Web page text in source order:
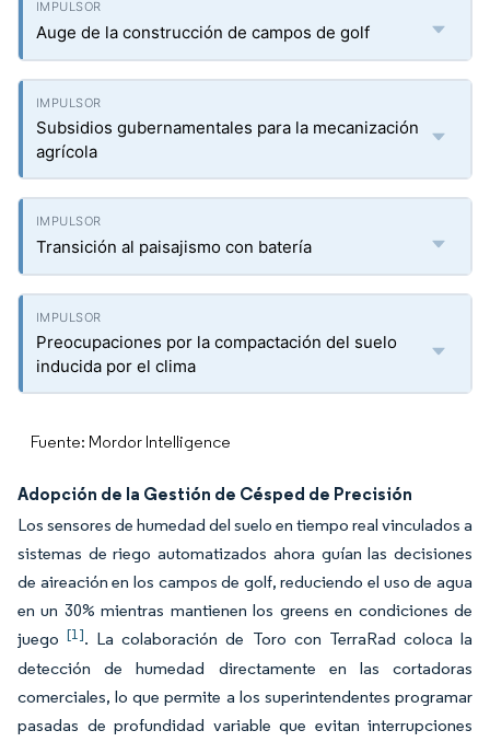
Auge de la construcción de campos de golf
Subsidios gubernamentales para la mecanización
agrícola
Transición al paisajismo con batería
Preocupaciones por la compactación del suelo
inducida por el clima
Fuente: Mordor Intelligence
Adopción de la Gestión de Césped de Precisión
Los sensores de humedad del suelo en tiempo real vinculados a
sistemas de riego automatizados ahora guían las decisiones
de aireación en los campos de golf, reduciendo el uso de agua
en un 30% mientras mantienen los greens en condiciones de
juego[1]. La colaboración de Toro con TerraRad coloca la
detección de humedad directamente en las cortadoras
comerciales, lo que permite a los superintendentes programar
pasadas de profundidad variable que evitan interrupciones